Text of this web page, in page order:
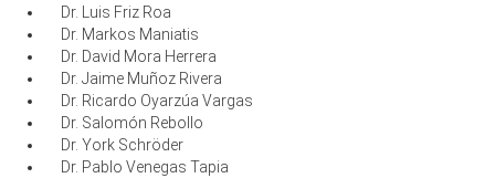
Dr. Luis Friz Roa
Dr. Markos Maniatis
Dr. David Mora Herrera
Dr. Jaime Muñoz Rivera
Dr. Ricardo Oyarzúa Vargas
Dr. Salomón Rebollo
Dr. York Schröder
Dr. Pablo Venegas Tapia